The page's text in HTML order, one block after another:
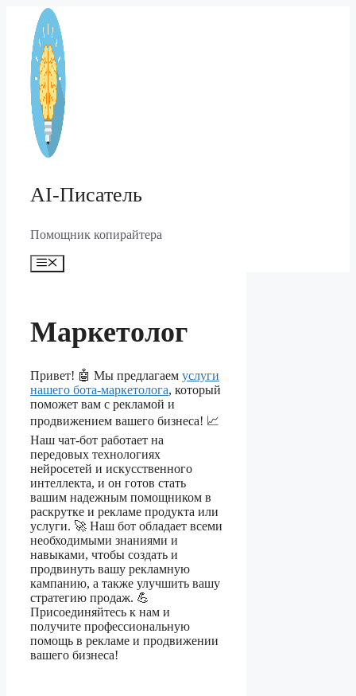
Перейти
содержимому
AI-Писатель
Помощник копирайтера
Меню
Маркетолог
Привет! 🤖 Мы предлагаем услуги
нашего бота-маркетолога, который
поможет вам с рекламой и
продвижением вашего бизнеса! 📈
Наш чат-бот работает на
передовых технологиях
нейросетей и искусственного
интеллекта, и он готов стать
вашим надежным помощником в
раскрутке и рекламе продукта или
услуги. 🚀 Наш бот обладает всеми
необходимыми знаниями и
навыками, чтобы создать и
продвинуть вашу рекламную
кампанию, а также улучшить вашу
стратегию продаж. 💪
Присоединяйтесь к нам и
получите профессиональную
помощь в рекламе и продвижении
вашего бизнеса!